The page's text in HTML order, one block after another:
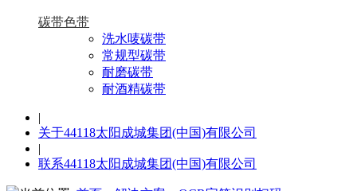
碳带色带
洗水唛碳带
常规型碳带
耐磨碳带
耐酒精碳带
|
关于44118太阳成城集团(中国)有限公司
|
联系44118太阳成城集团(中国)有限公司